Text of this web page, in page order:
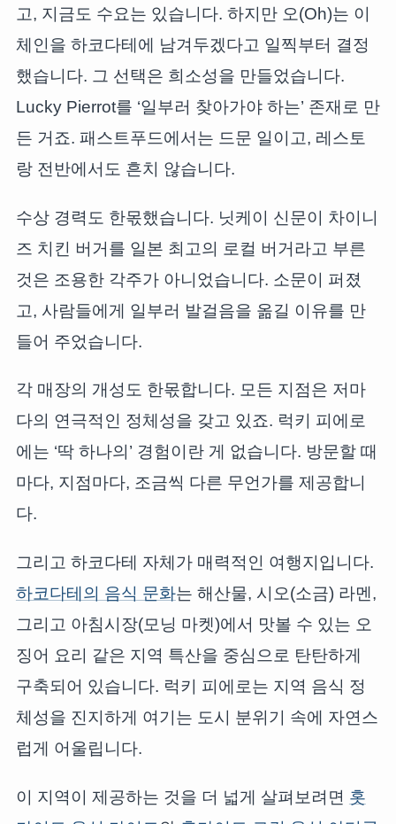
고, 지금도 수요는 있습니다. 하지만 오(Oh)는 이
체인을 하코다테에 남겨두겠다고 일찍부터 결정
했습니다. 그 선택은 희소성을 만들었습니다.
Lucky Pierrot를 ‘일부러 찾아가야 하는’ 존재로 만
든 거죠. 패스트푸드에서는 드문 일이고, 레스토
랑 전반에서도 흔치 않습니다.
수상 경력도 한몫했습니다. 닛케이 신문이 차이니
즈 치킨 버거를 일본 최고의 로컬 버거라고 부른
것은 조용한 각주가 아니었습니다. 소문이 퍼졌
고, 사람들에게 일부러 발걸음을 옮길 이유를 만
들어 주었습니다.
각 매장의 개성도 한몫합니다. 모든 지점은 저마
다의 연극적인 정체성을 갖고 있죠. 럭키 피에로
에는 ‘딱 하나의’ 경험이란 게 없습니다. 방문할 때
마다, 지점마다, 조금씩 다른 무언가를 제공합니
다.
그리고 하코다테 자체가 매력적인 여행지입니다.
하코다테의 음식 문화는 해산물, 시오(소금) 라멘,
그리고 아침시장(모닝 마켓)에서 맛볼 수 있는 오
징어 요리 같은 지역 특산을 중심으로 탄탄하게
구축되어 있습니다. 럭키 피에로는 지역 음식 정
체성을 진지하게 여기는 도시 분위기 속에 자연스
럽게 어울립니다.
이 지역이 제공하는 것을 더 넓게 살펴보려면 홋